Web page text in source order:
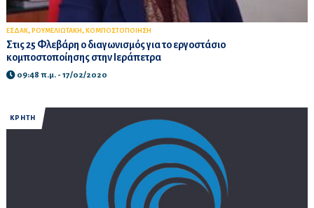
ΕΣΔΑΚ, ΡΟΥΜΕΛΙΩΤΑΚΗ , ΚΟΜΠΟΣΤΟΠΟΙΗΣΗ
Στις 25 Φλεβάρη ο διαγωνισμός για το εργοστάσιο
κομποστοποίησης στην Ιεράπετρα
09:48 π.μ. - 17/02/2020
ΚΡΗΤΗ